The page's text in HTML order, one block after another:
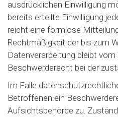
ausdrücklichen Einwilligung
bereits erteilte Einwilligung
reicht eine formlose
Rechtmäßigkeit der bis zum
Datenverarbeitung bleibt vom
Beschwerderecht bei der
Im Falle
Betroffenen ein
Aufsichtsbehörde zu.